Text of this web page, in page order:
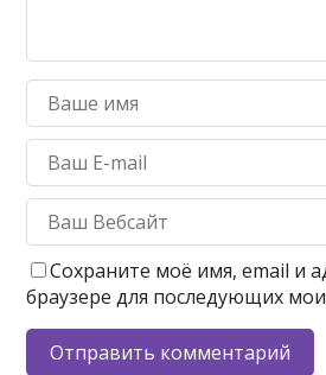
Сохраните моё имя, email и
браузере для последующих